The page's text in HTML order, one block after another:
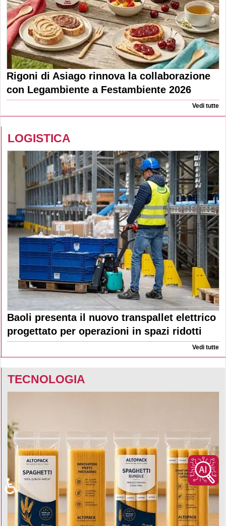
Rigoni di Asiago rinnova la collaborazione
con Legambiente a Festambiente 2026
Vedi tutte
LOGISTICA
Baoli presenta il nuovo transpallet elettrico
progettato per operazioni in spazi ridotti
Vedi tutte
TECNOLOGIA